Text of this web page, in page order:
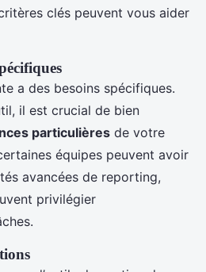
clés peuvent vous aider
a des besoins spécifiques.
il est crucial de bien
particulières de votre
équipes peuvent avoir
avancées de reporting,
privilégier